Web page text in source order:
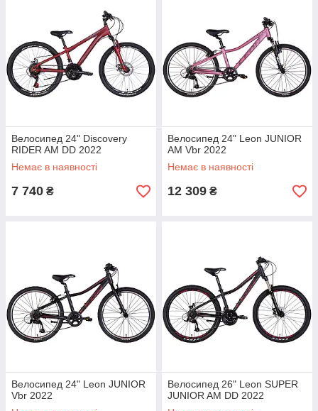
Велосипед 24" Discovery
RIDER AM DD 2022
Немає в наявності
7 740 ₴
Велосипед 24" Leon JUNIOR
AM Vbr 2022
Немає в наявності
12 309 ₴
Велосипед 24" Leon JUNIOR
Vbr 2022
Велосипед 26" Leon SUPER
JUNIOR AM DD 2022